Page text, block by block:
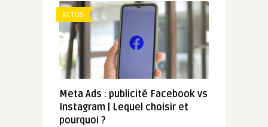
ACTUS
Meta Ads : publicité Facebook vs
Instagram | Lequel choisir et
pourquoi ?